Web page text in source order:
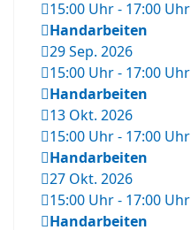
15:00 Uhr- 17:00 Uhr
Handarbeiten
29 Sep. 2026
15:00 Uhr- 17:00 Uhr
Handarbeiten
13 Okt. 2026
15:00 Uhr- 17:00 Uhr
Handarbeiten
27 Okt. 2026
15:00 Uhr- 17:00 Uhr
Handarbeiten